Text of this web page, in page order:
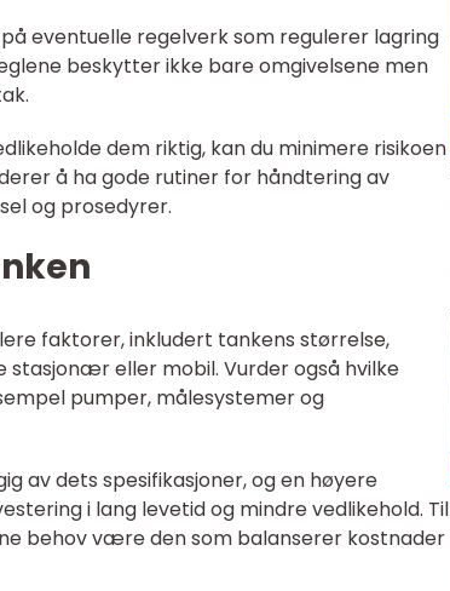
eventuelle regelverk som regulerer lagring
beskytter ikke bare omgivelsene men
dem riktig, kan du minimere risikoen
å ha gode rutiner for håndtering av
og prosedyrer.
faktorer, inkludert tankens størrelse,
eller mobil. Vurder også hvilke
pumper, målesystemer og
av dets spesifikasjoner, og en høyere
i lang levetid og mindre vedlikehold. Til
behov være den som balanserer kostnader